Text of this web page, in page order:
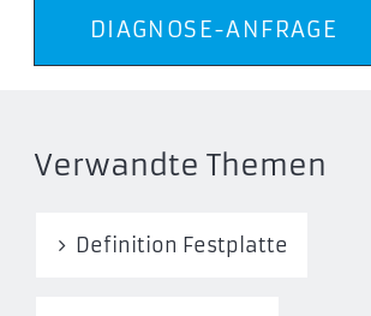
DIAGNOSE-ANFRAGE
Verwandte Themen
Definition Festplatte